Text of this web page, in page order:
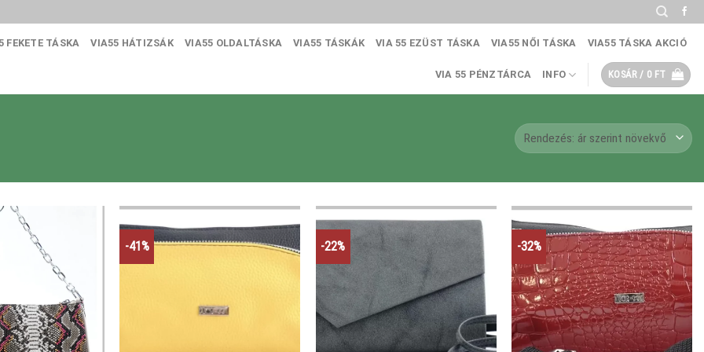
FEKETE TÁSKA VIA55 HÁTIZSÁK VIA55 OLDALTÁSKA VIA55 TÁSKÁK VIA 55 EZÜST TÁSKA VIA55 NŐI TÁSKA VIA55 TÁSKA AKCIÓ
VIA 55 PÉNZTÁRCA INFO KOSÁR / 0 FT
-41% -22% -32%